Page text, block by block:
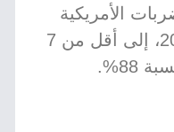
الأمريكية
والإسرائيلية في فبراير 2026، إلى أقل من 7